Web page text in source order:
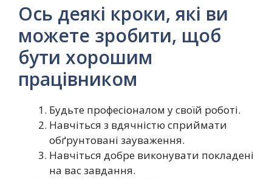
Ось деякі кроки, які ви
можете зробити, щоб
бути хорошим
працівником
Будьте професіоналом у своїй роботі.
Навчіться з вдячністю сприймати
обґрунтовані зауваження.
Навчіться добре виконувати покладені
на вас завдання.